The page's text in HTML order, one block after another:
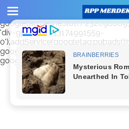
window.googletag =
googletag.cmd.push(function() {
googletag.defineSlot('/
'div-gpt-ad-1733174991559-
0').addService(googletag.pubads());
googletag.enableServices(); });